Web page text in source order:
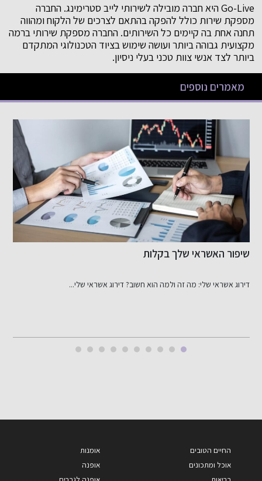
Go-Live היא חברה מובילה לשירותי לייב סטרימינג. החברה
מספקת שירות כולל להפקה בהתאם לצרכים של הלקוח ומהווה
תחנה אחת בה קיימים כל השירותים. החברה מספקת שירותי ברמה
מקצועית גבוהה ביותר ועושה שימוש בציוד הטכנולוגי המתקדם
ביותר לצד אנשי צוות טכני בעלי ניסיון.
מאמרים נוספים
כששקט הבית נסדק: זווית פלילית רגישה ומדויקת
בכל יישוב בארץ נשמעות לעיתים לחישות על תיקים רגישים שבהם...
החיים הטובים
אוכל ומתכונים
אומנות
אופנה